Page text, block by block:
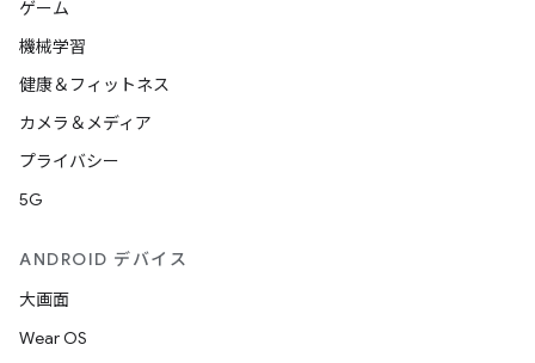
ゲーム
機械学習
健康＆フィットネス
カメラ＆メディア
プライバシー
5G
ANDROID デバイス
大画面
Wear OS